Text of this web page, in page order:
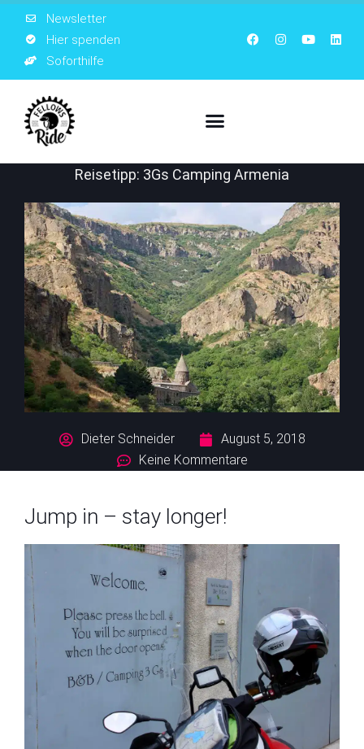
Newsletter
Hier spenden
Soforthilfe
Reisetipp: 3Gs Camping Armenia
Dieter Schneider
August 5, 2018
Keine Kommentare
Jump in – stay longer!